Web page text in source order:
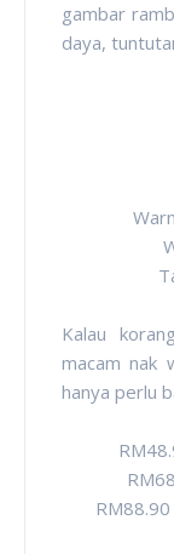
gambar
daya,
Kalau
macam nak
hanya perlu